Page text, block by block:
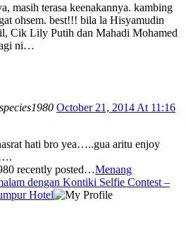
masih terasa keenakannya. kambing
ohsem. best!!! bila la Hisyamudin
Cik Lily Putih dan Mahadi Mohamed
ni…
October 21, 2014 At 11:16
hati bro yea…..gua aritu enjoy
recently posted…Menang
dengan Kontiki Selfie Contest –
Hotel